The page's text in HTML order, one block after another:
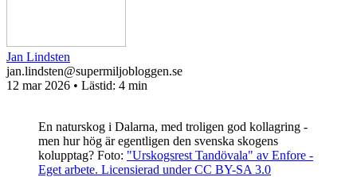
Jan Lindsten
jan.lindsten@supermiljobloggen.se
12 mar 2026 • Lästid: 4 min
En naturskog i Dalarna, med troligen god kollagring -
men hur hög är egentligen den svenska skogens
kolupptag? Foto: "Urskogsrest Tandövala" av Enfore -
Eget arbete. Licensierad under CC BY-SA 3.0